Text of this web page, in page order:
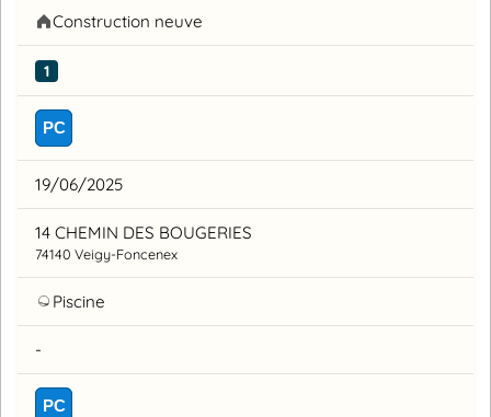
Construction neuve
1
PC
19/06/2025
14 CHEMIN DES BOUGERIES
74140 Veigy-Foncenex
Piscine
-
PC